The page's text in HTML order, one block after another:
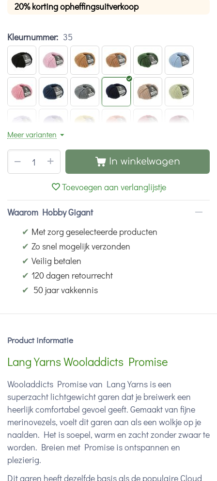
20% korting opheffingsuitverkoop
Kleurnummer: 35
Meer varianten
+
− In winkelwagen
Toevoegen aan verlanglijstje
Waarom Hobby Gigant
✔ Met zorg geselecteerde producten
✔ Zo snel mogelijk verzonden
✔ Veilig betalen
✔ 120 dagen retourrecht
✔ 50 jaar vakkennis
Product informatie
Lang Yarns Wooladdicts Promise
Wooladdicts Promise van Lang Yarns is een
superzacht lichtgewicht garen dat je breiwerk een
heerlijk comfortabel gevoel geeft. Gemaakt van fijne
merinovezels, voelt dit garen aan als een wolkje op je
naalden. Het is soepel, warm en zacht zonder zwaar te
worden. Breien met Promise is ontspannen en
plezierig.
Dit garen heeft dezelfde basis als de populaire Cloud